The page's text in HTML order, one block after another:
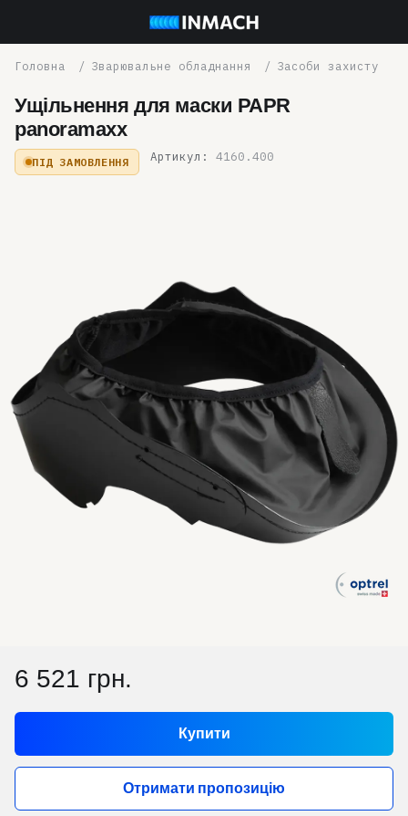
Зварювальне обладнання Засоби захисту
Ущільнення для маски PAPR
panoramaxx
ПІД ЗАМОВЛЕННЯ Артикул: 4160.400
6 521 грн.
Купити
Отримати пропозицію